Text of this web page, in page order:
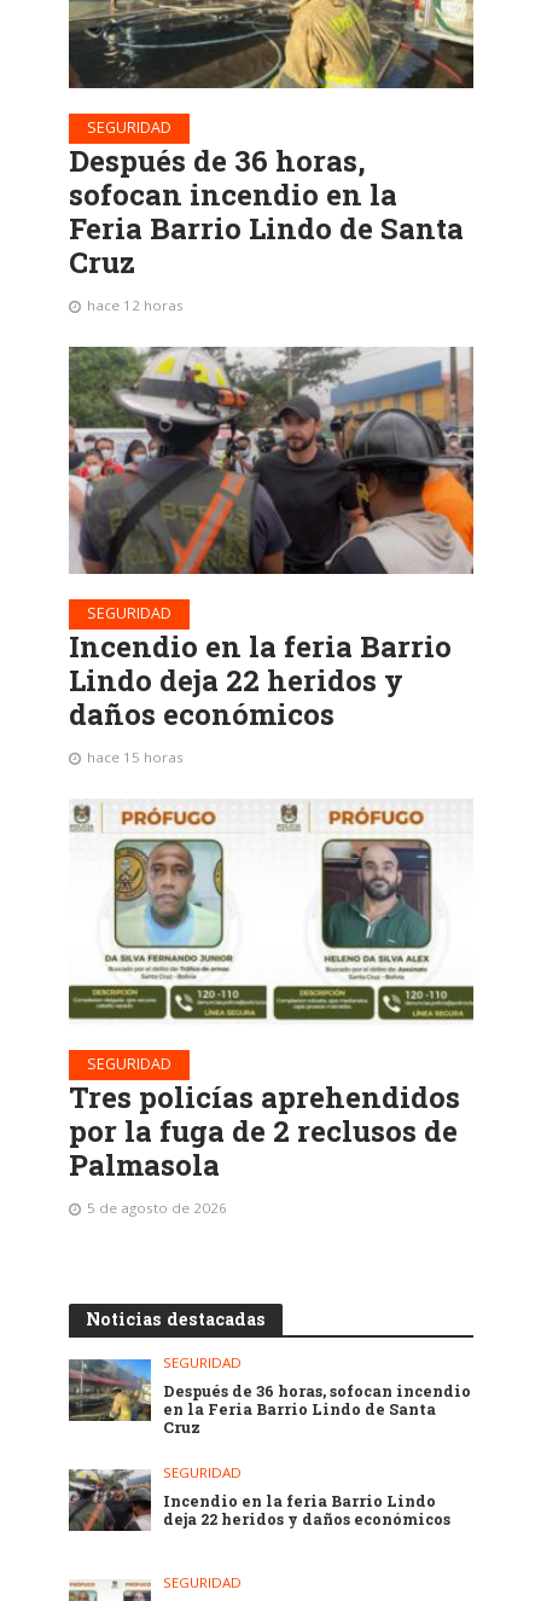
SEGURIDAD
Después de 36 horas,
sofocan incendio en la
Feria Barrio Lindo de Santa
Cruz
hace 12 horas
SEGURIDAD
Incendio en la feria Barrio
Lindo deja 22 heridos y
daños económicos
hace 15 horas
SEGURIDAD
Tres policías aprehendidos
por la fuga de 2 reclusos de
Palmasola
5 de agosto de 2026
Noticias destacadas
SEGURIDAD
Después de 36 horas, sofocan incendio
en la Feria Barrio Lindo de Santa
Cruz
SEGURIDAD
Incendio en la feria Barrio Lindo
deja 22 heridos y daños económicos
SEGURIDAD